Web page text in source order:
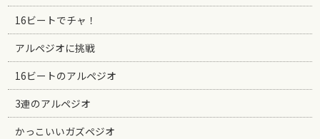
16ビートでチャ！
アルペジオに挑戦
16ビートのアルペジオ
3連のアルペジオ
かっこいいガズペジオ